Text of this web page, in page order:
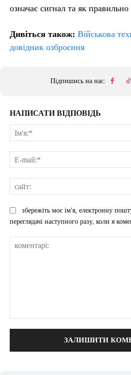
означає сигнал та як правильно
Дивіться також: Військова
довідник озброєння
Підпишись на нас:
НАПИСАТИ ВІДПОВІДЬ
збережіть моє ім'я, електронну
переглядачі наступного разу, коли я